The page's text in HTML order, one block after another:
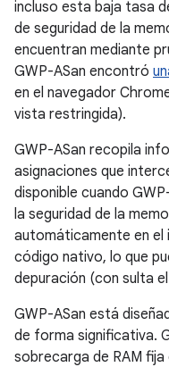
incluso esta baja tasa
de seguridad de la
encuentran mediante
GWP-ASan encontró
en el navegador
vista restringida).
GWP-ASan recopila
asignaciones que
disponible cuando
la seguridad de la
automáticamente en
código nativo, lo que
depuración (con sulta el
GWP-ASan está
de forma significativa.
sobrecarga de RAM